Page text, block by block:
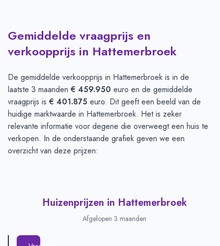
Gemiddelde vraagprijs en
verkoopprijs in Hattemerbroek
De gemiddelde verkoopprijs in Hattemerbroek is in de
laatste 3 maanden € 459.950 euro en de gemiddelde
vraagprijs is € 401.875 euro. Dit geeft een beeld van de
huidige marktwaarde in Hattemerbroek. Het is zeker
relevante informatie voor degene die overweegt een huis te
verkopen. In de onderstaande grafiek geven we een
overzicht van deze prijzen:
Huizenprijzen in Hattemerbroek
Afgelopen 3 maanden